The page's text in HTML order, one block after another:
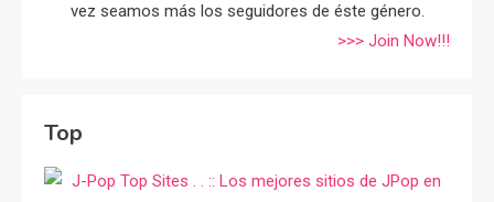
vez seamos más los seguidores de éste género.
>>> Join Now!!!
Top